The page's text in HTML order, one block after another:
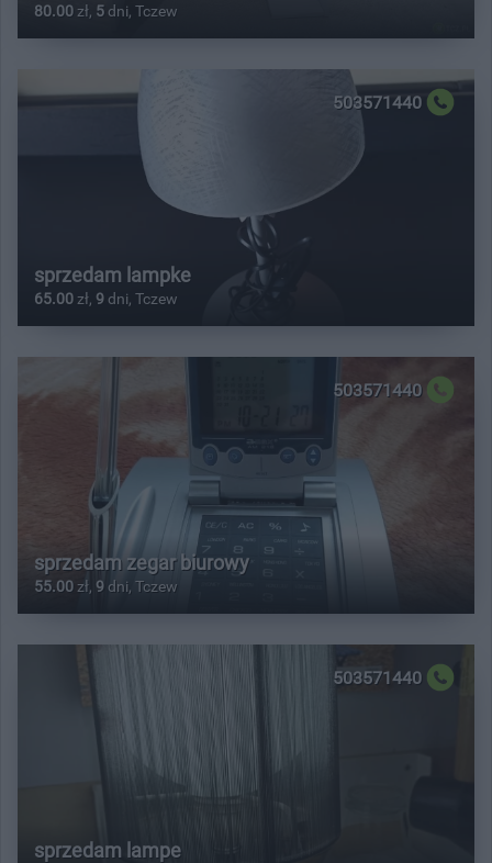
80.00 zł, 5 dni, Tczew
503571440
sprzedam lampke
65.00 zł, 9 dni, Tczew
503571440
sprzedam zegar biurowy
55.00 zł, 9 dni, Tczew
503571440
sprzedam lampe